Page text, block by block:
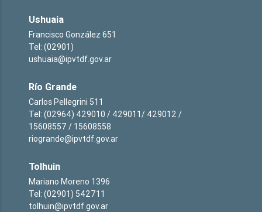
Ushuaia
Francisco González 651
Tel: (02901)
ushuaia@ipvtdf.gov.ar
Río Grande
Carlos Pellegrini 511
Tel: (02964) 429010 / 429011/ 429012 /
15608557 / 15608558
riogrande@ipvtdf.gov.ar
Tolhuin
Mariano Moreno 1396
Tel: (02901) 542711
tolhuin@ipvtdf.gov.ar